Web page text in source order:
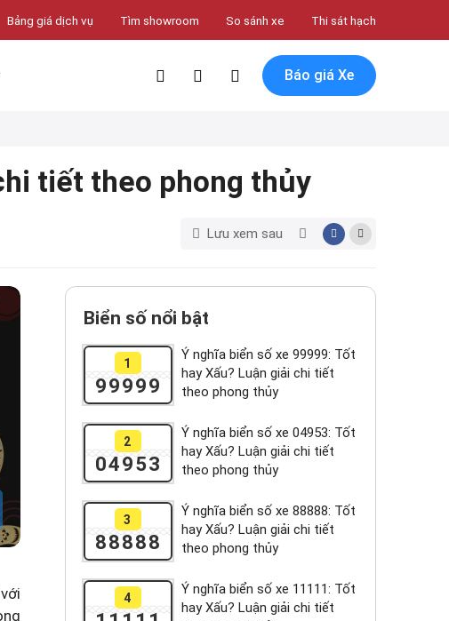
Bảng giá dịch vụ Tìm showroom So sánh xe Thi sát hạch
Báo giá Xe
tiết theo phong thủy
Lưu xem sau
Biển số nổi bật
1
99999
Ý nghĩa biển số xe 99999: Tốt
hay Xấu? Luận giải chi tiết
theo phong thủy
2
04953
Ý nghĩa biển số xe 04953: Tốt
hay Xấu? Luận giải chi tiết
theo phong thủy
3
88888
Ý nghĩa biển số xe 88888: Tốt
hay Xấu? Luận giải chi tiết
theo phong thủy
4
Ý nghĩa biển số xe 11111: Tốt
hay Xấu? Luận giải chi tiết